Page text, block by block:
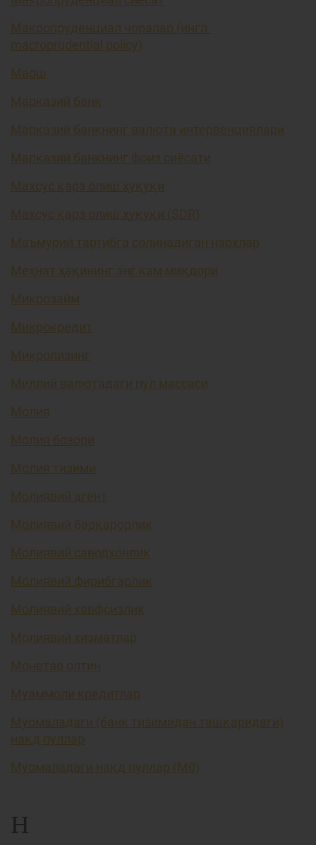
Макропруденциал чоралар (ингл.
macroprudential policy)
Маош
Марказий банк
Марказий банкнинг валюта интервенциялари
Марказий банкнинг фоиз сиёсати
Махсус қарз олиш ҳуқуқи
Махсус қарз олиш ҳуқуқи (SDR)
Маъмурий тартибга солинадиган нархлар
Меҳнат ҳақининг энг кам миқдори
Микрозайм
Микрокредит
Микролизинг
Миллий валютадаги пул массаси
Молия
Молия бозори
Молия тизими
Молиявий агент
Молиявий барқарорлик
Молиявий саводхонлик
Молиявий фирибгарлик
Молиявий хавфсизлик
Молиявий хизматлар
Монетар олтин
Муаммоли кредитлар
Муомаладаги (банк тизимидан ташқаридаги)
нақд пуллар
Муомаладаги нақд пуллар (М0)
Н